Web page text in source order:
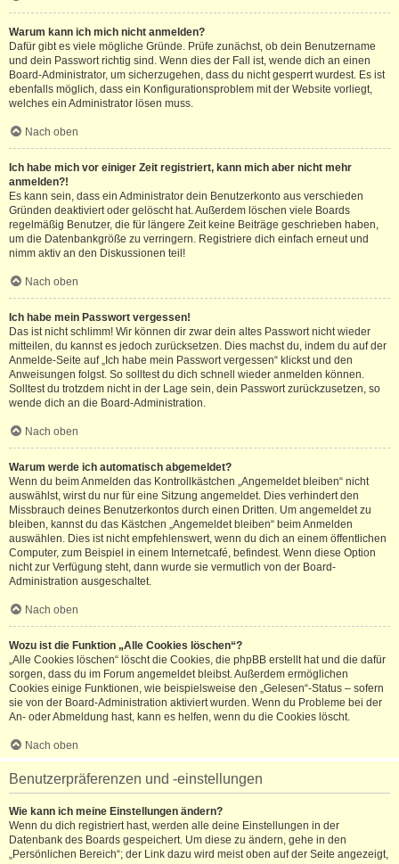
Warum kann ich mich nicht anmelden?
Dafür gibt es viele mögliche Gründe. Prüfe zunächst, ob dein Benutzername
und dein Passwort richtig sind. Wenn dies der Fall ist, wende dich an einen
Board-Administrator, um sicherzugehen, dass du nicht gesperrt wurdest. Es ist
ebenfalls möglich, dass ein Konfigurationsproblem mit der Website vorliegt,
welches ein Administrator lösen muss.
Nach oben
Ich habe mich vor einiger Zeit registriert, kann mich aber nicht mehr
anmelden?!
Es kann sein, dass ein Administrator dein Benutzerkonto aus verschieden
Gründen deaktiviert oder gelöscht hat. Außerdem löschen viele Boards
regelmäßig Benutzer, die für längere Zeit keine Beiträge geschrieben haben,
um die Datenbankgröße zu verringern. Registriere dich einfach erneut und
nimm aktiv an den Diskussionen teil!
Nach oben
Ich habe mein Passwort vergessen!
Das ist nicht schlimm! Wir können dir zwar dein altes Passwort nicht wieder
mitteilen, du kannst es jedoch zurücksetzen. Dies machst du, indem du auf der
Anmelde-Seite auf „Ich habe mein Passwort vergessen“ klickst und den
Anweisungen folgst. So solltest du dich schnell wieder anmelden können.
Solltest du trotzdem nicht in der Lage sein, dein Passwort zurückzusetzen, so
wende dich an die Board-Administration.
Nach oben
Warum werde ich automatisch abgemeldet?
Wenn du beim Anmelden das Kontrollkästchen „Angemeldet bleiben“ nicht
auswählst, wirst du nur für eine Sitzung angemeldet. Dies verhindert den
Missbrauch deines Benutzerkontos durch einen Dritten. Um angemeldet zu
bleiben, kannst du das Kästchen „Angemeldet bleiben“ beim Anmelden
auswählen. Dies ist nicht empfehlenswert, wenn du dich an einem öffentlichen
Computer, zum Beispiel in einem Internetcafé, befindest. Wenn diese Option
nicht zur Verfügung steht, dann wurde sie vermutlich von der Board-
Administration ausgeschaltet.
Nach oben
Wozu ist die Funktion „Alle Cookies löschen“?
„Alle Cookies löschen“ löscht die Cookies, die phpBB erstellt hat und die dafür
sorgen, dass du im Forum angemeldet bleibst. Außerdem ermöglichen
Cookies einige Funktionen, wie beispielsweise den „Gelesen“-Status – sofern
sie von der Board-Administration aktiviert wurden. Wenn du Probleme bei der
An- oder Abmeldung hast, kann es helfen, wenn du die Cookies löscht.
Nach oben
Benutzerpräferenzen und -einstellungen
Wie kann ich meine Einstellungen ändern?
Wenn du dich registriert hast, werden alle deine Einstellungen in der
Datenbank des Boards gespeichert. Um diese zu ändern, gehe in den
„Persönlichen Bereich“; der Link dazu wird meist oben auf der Seite angezeigt,